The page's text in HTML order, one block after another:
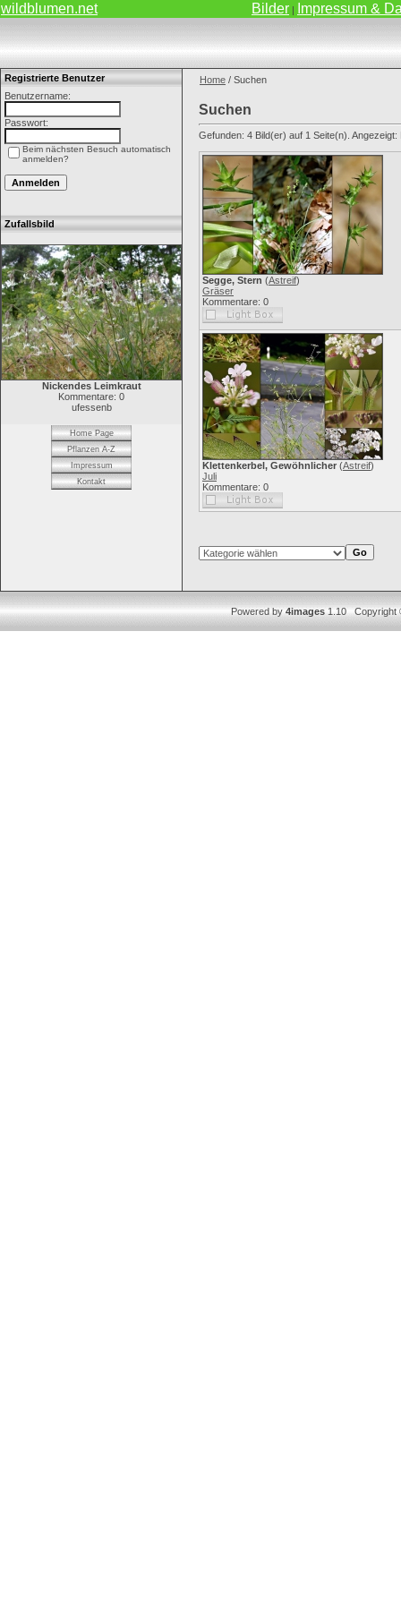
wildblumen.net Bilder | Impressum &
Registrierte Benutzer
Benutzername:
Passwort:
Beim nächsten Besuch automatisch
anmelden?
Zufallsbild
Nickendes Leimkraut
Kommentare: 0
ufessenb
Home Page
Pflanzen A-Z
Impressum
Kontakt
Home / Suchen
Suchen
Gefunden: 4 Bild(er) auf 1 Seite(n). Angezeigt:
Segge, Stern (Astreif)
Gräser
Kommentare: 0
Klettenkerbel, Gewöhnlicher (Astreif)
Juli
Kommentare: 0
Powered by4images1.10 Copyright